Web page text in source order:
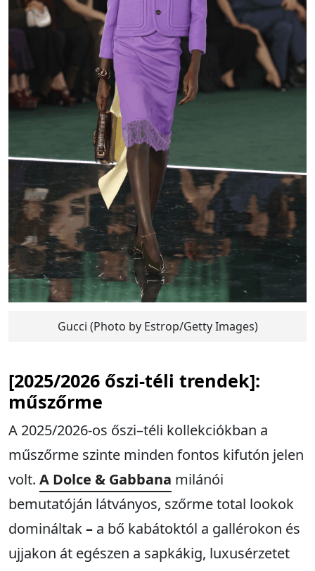
Gucci (Photo by Estrop/Getty Images)
[2025/2026 őszi-téli trendek]:
műszőrme
A 2025/2026-os őszi–téli kollekciókban a
műszőrme szinte minden fontos kifutón jelen
volt. A Dolce & Gabbana milánói
bemutatóján látványos, szőrme total lookok
domináltak– a bő kabátoktól a gallérokon és
ujjakon át egészen a sapkákig, luxusérzetet